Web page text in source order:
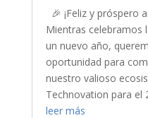
🎉 ¡Feliz y próspero
Mientras celebramos
un nuevo año,
oportunidad para
nuestro valioso
Technovation para el
leer más